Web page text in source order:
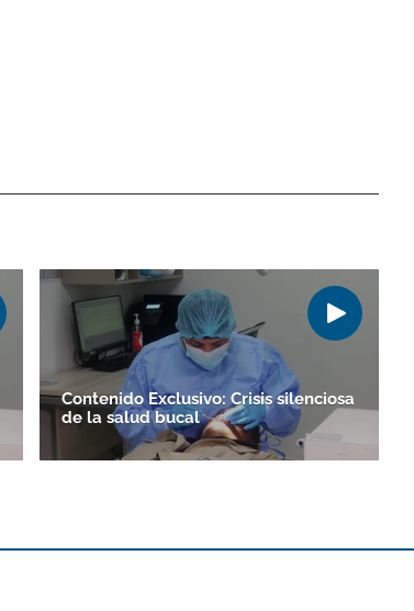
Contenido Exclusivo: Crisis silenciosa
de la salud bucal